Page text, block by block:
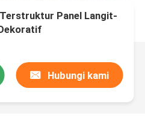
Panel Langit-
Hubungi kami